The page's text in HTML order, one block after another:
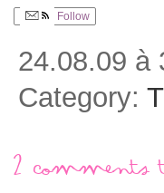
Follow
24.08.09 à
Category:
2 comments